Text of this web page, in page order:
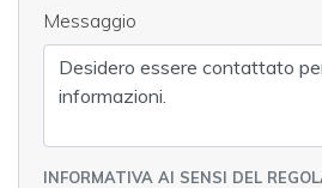
Messaggio
INFORMATIVA AI SENSI DEL